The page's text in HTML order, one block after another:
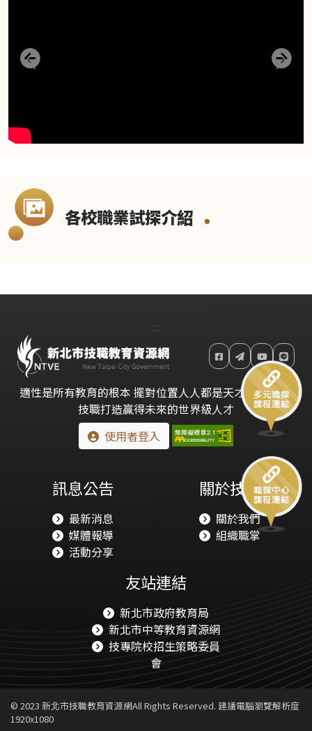
工作世界有所認識，針對10至15歲的孩子，以1個精神
為目標，從環境、課程及自我3個層面出發，設計包含
而找到興趣性向，擇定人生方向，整套設計讓孩子從小
扎根，搭配一貫化的人才培育，不僅落實生涯發展精
一、1個目標：以適性發展為核心目標。
二、3個層面：打造職業環境、認識職業內涵、培養職
三、5個策略：課程架構、數位科技、國際雙語、新興
新北市職探教育係以開發和培育學生潛能，厚植國家人
神」為發展主軸，透過認知與體驗方式，促發學生連結
自我與工作世界為目的。我國的技職教育多半以高中職
為主，較少從國小職業試探的層次輔導及啟發學生，但
學生在國小階段其實已開始建立對未來的想像和職業志
向的憧憬，且國小高年級學生的認知發展亦進入具體進
行邏輯運思的階段，因此，職業試探暨體驗教育，強調
以興趣和技能為導向的教學設計，引導學生動手做的學
上一則 下一
各校職業試探介紹
:::
適性是所有教育的根本 擺對位置人人都是天才 在新北用
技職打造贏得未來的世界級人才
使用者登入
訊息公告
最新消息
媒體報導
活動分享
關於技職
關於我們
組織職掌
友站連結
新北市政府教育局
新北市中等教育資源網
技專院校招生策略委員
會
© 2023 新北市技職教育資源網All Rights Reserved. 建議電腦瀏覽解析度
1920x1080